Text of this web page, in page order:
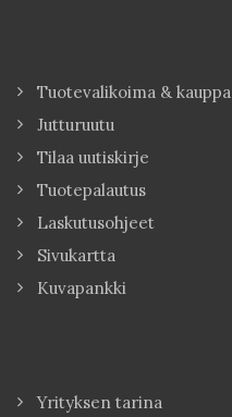
Tuotevalikoima & kauppa
Jutturuutu
Tilaa uutiskirje
Tuotepalautus
Laskutusohjeet
Sivukartta
Kuvapankki
Yrityksen tarina